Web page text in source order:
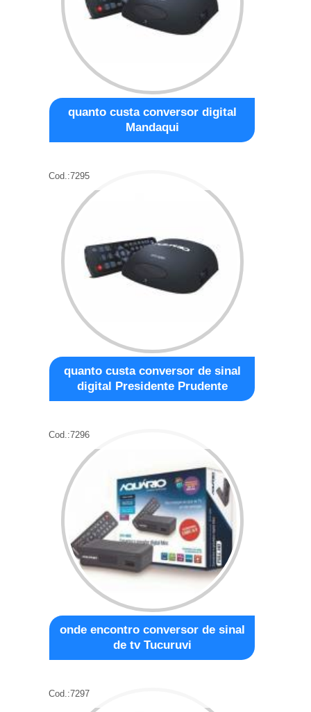
quanto custa conversor digital
Mandaqui
Cod.:7295
quanto custa conversor de sinal
digital Presidente Prudente
Cod.:7296
onde encontro conversor de sinal
de tv Tucuruvi
Cod.:7297